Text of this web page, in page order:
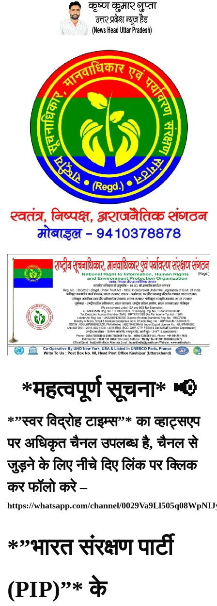
*महत्वपूर्ण सूचना* 📢
*”स्वर विद्रोह टाइम्स”* का व्हाट्सएप
पर अधिकृत चैनल उपलब्ध है, चैनल से
जुड़ने के लिए नीचे दिए लिंक पर क्लिक
कर फॉलो करे –
https://whatsapp.com/channel/
*”भारत संरक्षण पार्टी
(PIP)”* के